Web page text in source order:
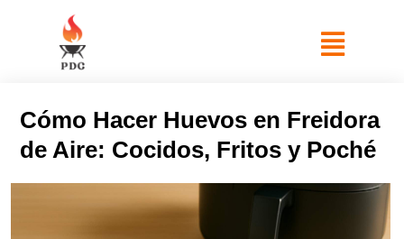
Cómo Hacer Huevos en Freidora
de Aire: Cocidos, Fritos y Poché